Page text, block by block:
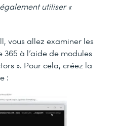
utiliser «
vous allez examiner les
à l’aide de modules
». Pour cela, créez la
: